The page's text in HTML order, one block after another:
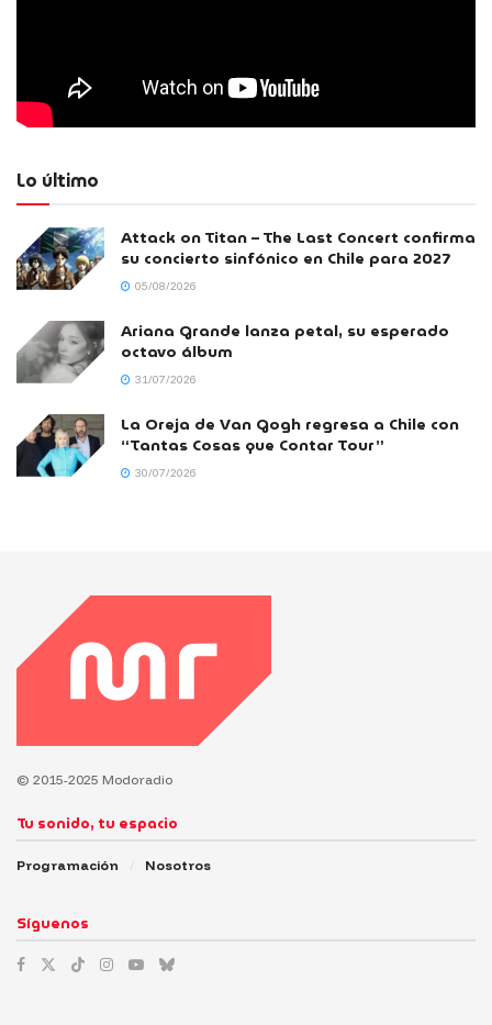
Lo último
Attack on Titan – The Last Concert confirma
su concierto sinfónico en Chile para 2027
05/08/2026
Ariana Grande lanza petal, su esperado
octavo álbum
31/07/2026
La Oreja de Van Gogh regresa a Chile con
“Tantas Cosas que Contar Tour”
30/07/2026
© 2015-2025 Modoradio
Tu sonido, tu espacio
Programación Nosotros
Síguenos